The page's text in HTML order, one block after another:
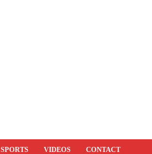
SPORTS VIDEOS CONTACT